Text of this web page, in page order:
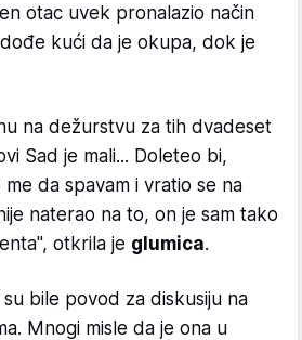
otac uvek pronalazio način
kući da je okupa, dok je
na dežurstvu za tih dvadeset
Sad je mali... Doleteo bi,
me da spavam i vratio se na
naterao na to, on je sam tako
otkrila je glumica.
su bile povod za diskusiju na
Mnogi misle da je ona u